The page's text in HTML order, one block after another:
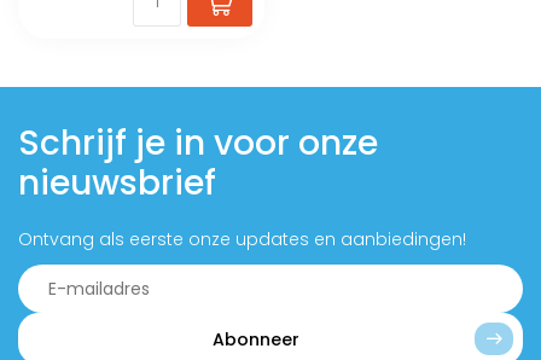
Schrijf je in voor onze
nieuwsbrief
Ontvang als eerste onze updates en aanbiedingen!
Abonneer